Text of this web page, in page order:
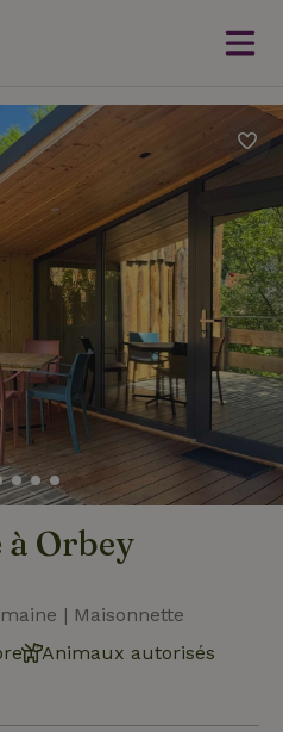
de
Orbey
| Maisonnette
Animaux autorisés